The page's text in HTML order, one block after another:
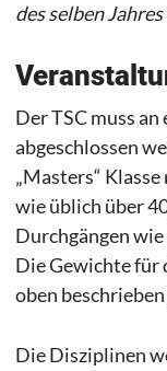
des selben Jahres
Der TSC muss
abgeschlossen
„Masters“
wie üblich über
Durchgängen
Die Gewichte für
oben
Die Disziplinen